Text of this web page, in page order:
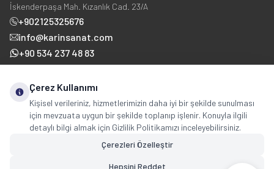
İskenderpaşa Mah. Kızanlık Cad. 23/A
+902125325676
info@karinsanat.com
+90 534 237 48 83
Çerez Kullanımı
Kişisel verileriniz, hizmetlerimizin daha iyi bir şekilde sunulması
için mevzuata uygun bir şekilde toplanıp işlenir. Konuyla ilgili
detaylı bilgi almak için Gizlilik Politikamızı inceleyebilirsiniz.
Çerezleri Özelleştir
Hepsini Reddet